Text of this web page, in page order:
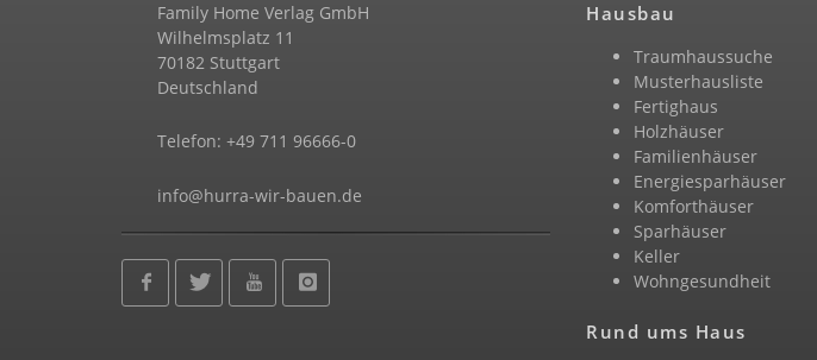
Family Home Verlag GmbH
Wilhelmsplatz 11
70182 Stuttgart
Deutschland
Telefon: +49 711 96666-0
info@hurra-wir-bauen.de
Hausbau
Traumhaussuche
Musterhausliste
Fertighaus
Holzhäuser
Familienhäuser
Energiesparhäuser
Komforthäuser
Sparhäuser
Keller
Wohngesundheit
Rund ums Haus